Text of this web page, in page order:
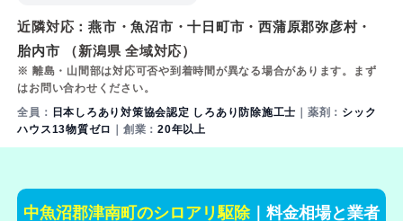
近隣対応：燕市 ・魚沼市 ・十日町市 ・西蒲原郡弥彦村・
胎内市 （新潟県 全域対応）
※ 離島・山間部は対応可否や到着時間が異なる場合があります。まず
はお問い合わせください。
全員： 日本しろあり対策協会認定 しろあり防除施工士 ｜薬剤： シック
ハウス13物質ゼロ ｜創業：20年以上
中魚沼郡津南町のシロアリ駆除｜料金相場と業者